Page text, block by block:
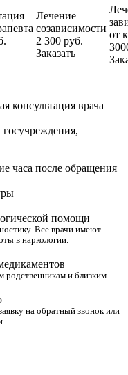
Лечение
созависимости
2 300 руб.
Заказать
от
консультация врача
часа после обращения
помощи
Все врачи имеют
в наркологии.
родственникам и близким.
на обратный звонок или